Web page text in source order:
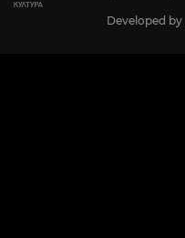
Developed by